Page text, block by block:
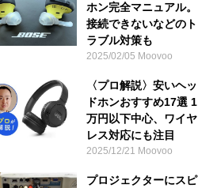
ホン完全マニュアル。
接続できないなどのト
ラブル対策も
2025/02/05 Moovoo
〈プロ解説〉安いヘッ
ドホンおすすめ17選 1
万円以下中心、ワイヤ
レス対応にも注目
2025/12/21 Moovoo
プロジェクターにスピ